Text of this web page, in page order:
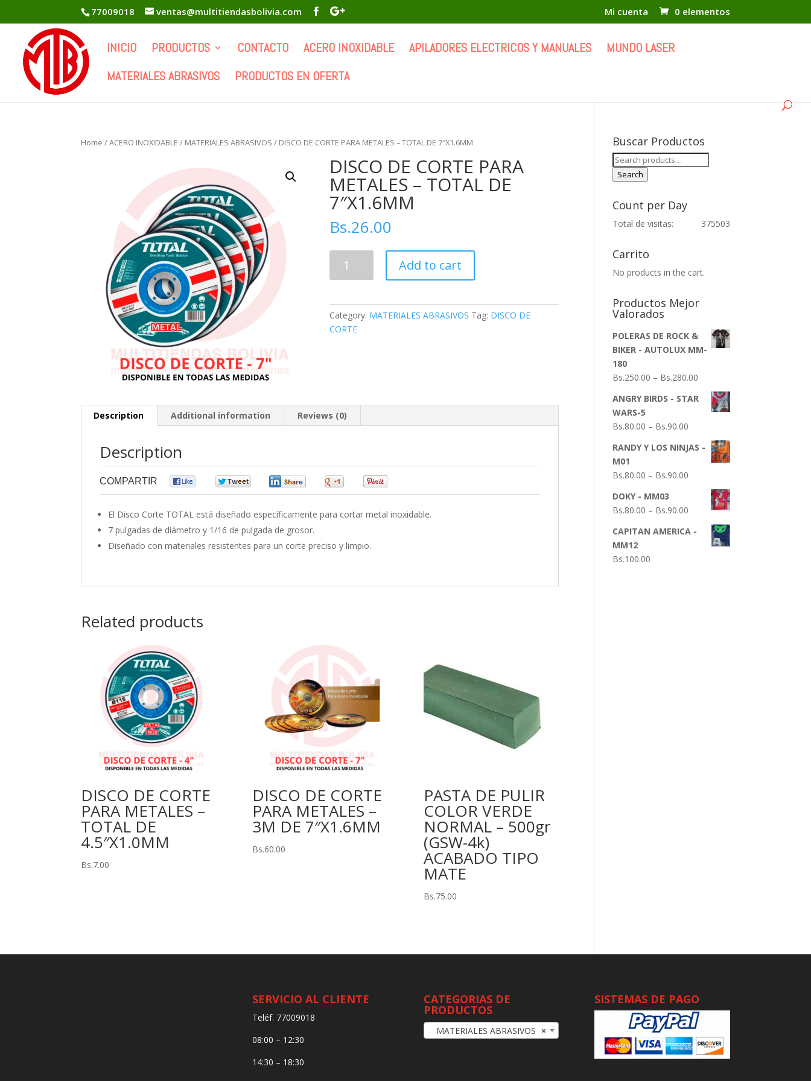
77009018 ventas@multitiendasbolivia.com Mi cuenta 0 elementos
INICIO PRODUCTOS CONTACTO ACERO INOXIDABLE APILADORES ELECTRICOS Y MANUALES
MUNDO LASER
MATERIALES ABRASIVOS
PRODUCTOS EN OFERTA
Home /ACERO INOXIDABLE / MATERIALES ABRASIVOS / DISCO DE CORTE PARA METALES – TOTAL DE 7″X1.6MM
DISCO DE CORTE PARA
METALES – TOTAL DE
7″X1.6MM
Bs.26.00
METALES
-
Add to cart
Category: MATERIALES ABRASIVOS Tag: DISCO DE
CORTE
Description Additional information Reviews (0)
Description
COMPARTIR
El Disco Corte TOTAL está diseñado específicamente para cortar metal inoxidable.
7 pulgadas de diámetro y 1/16 de pulgada de grosor.
Diseñado con materiales resistentes para un corte preciso y limpio.
Related products
DISCO DE CORTE
PARA METALES –
TOTAL DE
4.5″X1.0MM
Bs.7.00
DISCO DE CORTE
PARA METALES –
3M DE 7″X1.6MM
Bs.60.00
PASTA DE PULIR
COLOR VERDE
NORMAL – 500gr
(GSW-4k)
ACABADO TIPO
MATE
Bs.75.00
Buscar Productos
Search
for:
Search
Count per Day
375503
Total de visitas:
Carrito
No products in the cart.
Productos Mejor
Valorados
POLERAS DE ROCK &
BIKER - AUTOLUX MM-
180
Bs.250.00 – Bs.280.00
ANGRY BIRDS - STAR
WARS-5
Bs.80.00 – Bs.90.00
RANDY Y LOS NINJAS -
M01
Bs.80.00 – Bs.90.00
DOKY - MM03
Bs.80.00 – Bs.90.00
CAPITAN AMERICA -
MM12
Bs.100.00
SERVICIO AL CLIENTE
Teléf. 77009018
08:00 – 12:30
14:30 – 18:30
CATEGORIAS DE
PRODUCTOS
×
MATERIALES ABRASIVOS
SISTEMAS DE PAGO